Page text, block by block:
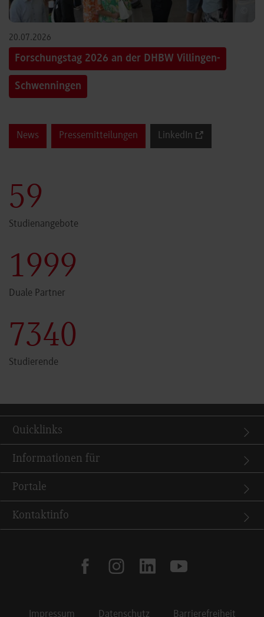
20.07.2026
Forschungstag 2026 an der DHBW Villingen-
Schwenningen
News Pressemitteilungen LinkedIn
60
Studienangebote
2000
Duale Partner
7341
Studierende
Quicklinks
Informationen für
Portale
Kontaktinfo
facebookinstagramlinkedin youtube